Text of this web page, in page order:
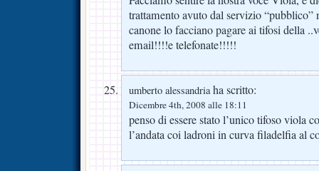
trattamento avuto dal servizio
canone lo facciano pagare ai tifosi della
email!!!!e telefonate!!!!!
umberto alessandriaha scritto:
Dicembre 4th, 2008 alle 18:11
penso di essere stato l’unico tifoso viola
l’andata coi ladroni in curva filadelfia al